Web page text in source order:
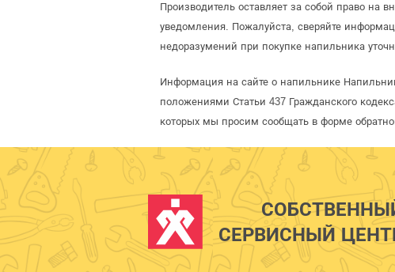
Производитель оставляет за собой право на
уведомления. Пожалуйста, сверяйте
недоразумений при покупке напильника
Информация на сайте о напильнике
положениями Статьи 437 Гражданского
которых мы просим сообщать в форме
СЕРВИСНЫЙ